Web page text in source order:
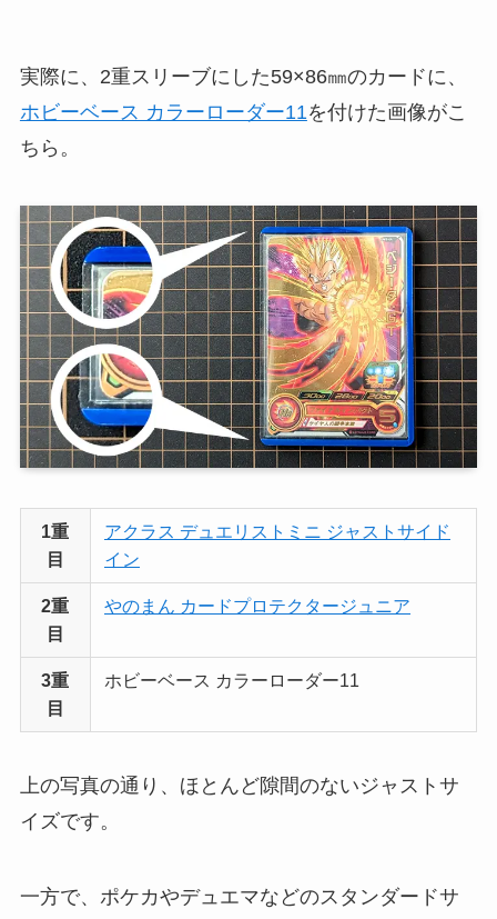
実際に、2重スリーブにした59×86㎜のカードに、
ホビーベース カラーローダー11を付けた画像がこ
ちら。
1重
目
アクラス デュエリストミニ ジャストサイド
イン
2重
目
やのまん カードプロテクタージュニア
3重
目
ホビーベース カラーローダー11
上の写真の通り、ほとんど隙間のないジャストサ
イズです。
一方で、ポケカやデュエマなどのスタンダードサ